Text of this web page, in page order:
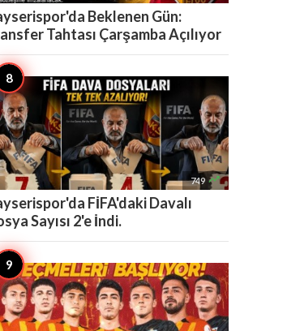
Beklenen Gün:
Tahtası Çarşamba Açılıyor
749 
FİFA'daki Davalı
Sayısı 2'e İndi.